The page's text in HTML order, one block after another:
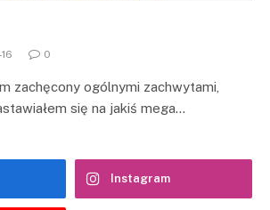
0
zachęcony ogólnymi zachwytami,
się na jakiś mega…
Instagram